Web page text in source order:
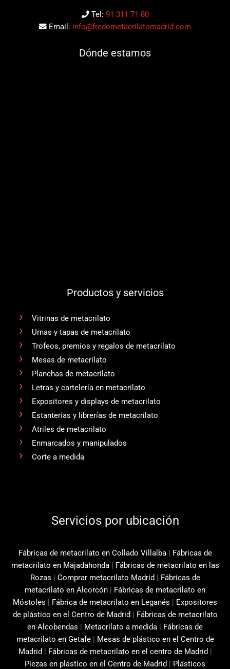
Tel: 91 311 71 80
Email: info@fredometacrilatomadrid.com
Dónde estamos
Productos y servicios
Vitrinas de metacrilato
Urnas y tapas de metacrilato
Trofeos, premios y regalos de metacrilato
Mesas de metacrilato
Planchas de metacrilato
Letras y cartelería en metacrilato
Expositores y displays de metacrilato
Estanterías y librerías de metacrilato
Atriles de metacrilato
Enmarcados y manipulados
Corte a medida
Servicios por ubicación
Fábricas de metacrilato en Collado Villalba| Fábricas de
metacrilato en Majadahonda| Fábricas de metacrilato en las
Rozas | Comprar metacrilato Madrid | Fábricas de
metacrilato en Alcorcón | Fábricas de metacrilato en
Móstoles | Fábrica de metacrilato en Leganés | Expositores
de plástico en el Centro de Madrid | Fábricas de metacrilato
en Alcobendas | Metacrilato a medida | Fábricas de
metacrilato en Getafe| Mesas de plástico en el Centro de
Madrid | Fábricas de metacrilato en el centro de Madrid |
Piezas en plástico en el Centro de Madrid | Plásticos